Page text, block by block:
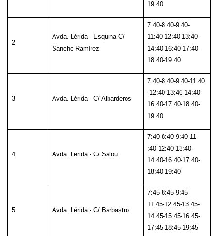
19:40
2
Avda. Lérida - Esquina C/
Sancho Ramírez
7:40-8:40-9:40-
11:40-12:40-13:40-
14:40-16:40-17:40-
18:40-19:40
3 Avda. Lérida - C/ Albarderos
7:40-8:40-9:40-11:40
-12:40-13:40-14:40-
16:40-17:40-18:40-
19:40
4 Avda. Lérida - C/ Salou
7:40-8:40-9:40-11
:40-12:40-13:40-
14:40-16:40-17:40-
18:40-19:40
5 Avda. Lérida - C/ Barbastro
7:45-8:45-9:45-
11:45-12:45-13:45-
14:45-15:45-16:45-
17:45-18:45-19:45